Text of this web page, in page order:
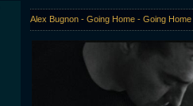
Alex Bugnon - Going Home - Going